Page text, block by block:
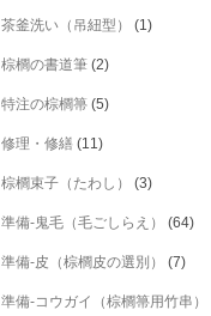
茶釜洗い（吊紐型） (1)
棕櫚の書道筆 (2)
特注の棕櫚箒 (5)
修理・修繕 (11)
棕櫚束子（たわし） (3)
準備-鬼毛（毛ごしらえ） (64)
準備-皮（棕櫚皮の選別） (7)
準備-コウガイ（棕櫚箒用竹串）